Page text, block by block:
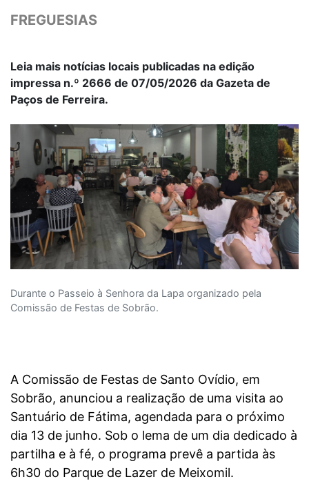
FREGUESIAS
Leia mais notícias locais publicadas na edição
impressa n.º 2666 de 07/05/2026 da Gazeta de
Paços de Ferreira.
Durante o Passeio à Senhora da Lapa organizado pela
Comissão de Festas de Sobrão.
A Comissão de Festas de Santo Ovídio, em
Sobrão, anunciou a realização de uma visita ao
Santuário de Fátima, agendada para o próximo
dia 13 de junho. Sob o lema de um dia dedicado à
partilha e à fé, o programa prevê a partida às
6h30 do Parque de Lazer de Meixomil.